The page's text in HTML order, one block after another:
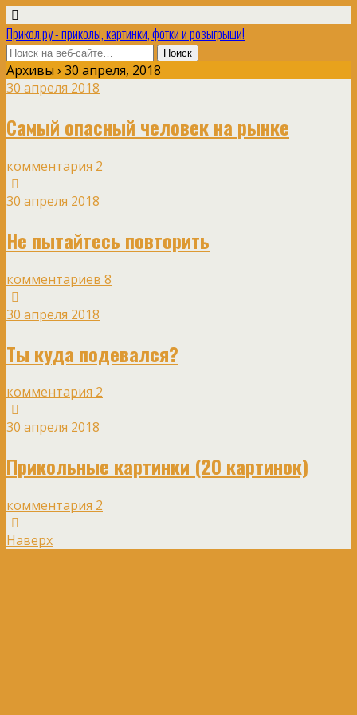
Прикол.ру - приколы, картинки, фотки и розыгрыши!
Архивы › 30 апреля, 2018
30 апреля 2018
Самый опасный человек на рынке
комментария 2
30 апреля 2018
Не пытайтесь повторить
комментариев 8
30 апреля 2018
Ты куда подевался?
комментария 2
30 апреля 2018
Прикольные картинки (20 картинок)
комментария 2
Наверх